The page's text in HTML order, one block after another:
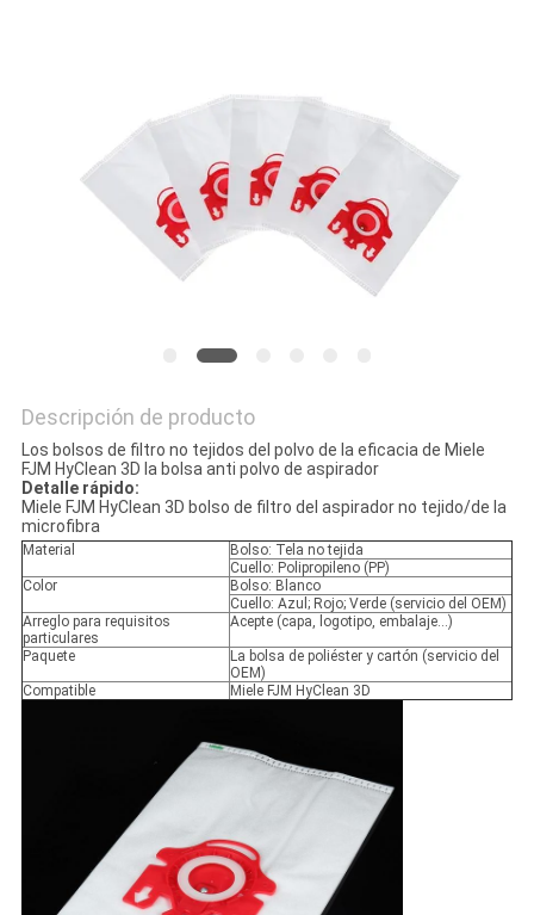
Descripción de producto
Los bolsos de filtro no tejidos del polvo de la eficacia de Miele
FJM HyClean 3D la bolsa anti polvo de aspirador
Detalle rápido:
Miele FJM HyClean 3D bolso de filtro del aspirador no tejido/de la
microfibra
Material
Bolso: Tela no tejida
Cuello: Polipropileno (PP)
Color
Bolso: Blanco
Cuello: Azul; Rojo; Verde (servicio del OEM)
Arreglo para requisitos
particulares
Acepte (capa, logotipo, embalaje…)
Paquete
La bolsa de poliéster y cartón (servicio del
OEM)
Compatible
Miele FJM HyClean 3D